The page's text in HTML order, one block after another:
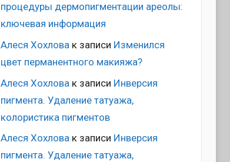
процедуры дермопигментации ареолы:
ключевая информация
Алеся Хохлова к записи Изменился
цвет перманентного макияжа?
Алеся Хохлова к записи Инверсия
пигмента. Удаление татуажа,
колористика пигментов
Алеся Хохловак записи Инверсия
пигмента. Удаление татуажа,